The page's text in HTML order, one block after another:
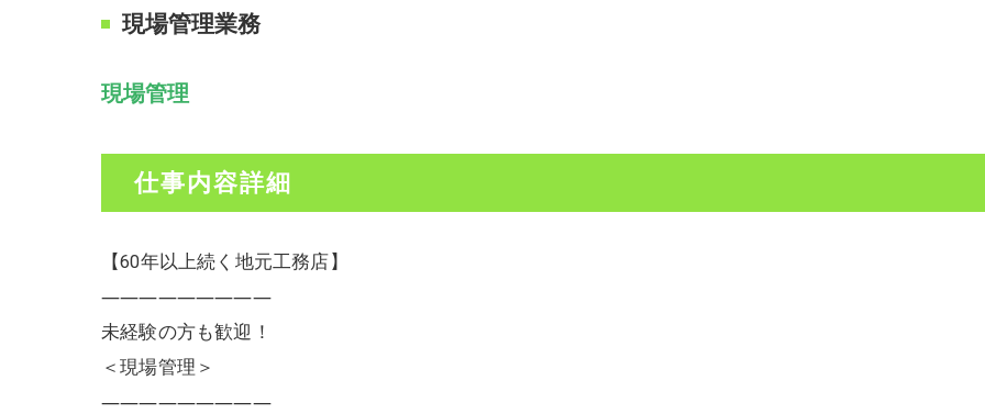
現場管理業務
現場管理
仕事内容詳細
【60年以上続く地元工務店】
―――――――――
未経験の方も歓迎！
＜現場管理＞
―――――――――